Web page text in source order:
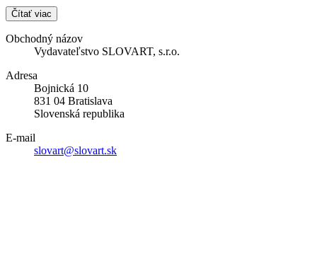
Čítať viac
Obchodný názov
Vydavateľstvo SLOVART, s.r.o.
Adresa
Bojnická 10
831 04 Bratislava
Slovenská republika
E-mail
slovart@slovart.sk